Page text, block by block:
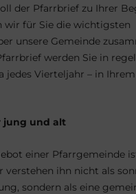
der Pfarrbrief zu Ihrer
wir für Sie die wichtigsten
unsere Gemeinde
werden Sie in
jedes Vierteljahr – in
jung und alt
einer Pfarrgemeinde
verstehen ihn nicht als
sondern als eine